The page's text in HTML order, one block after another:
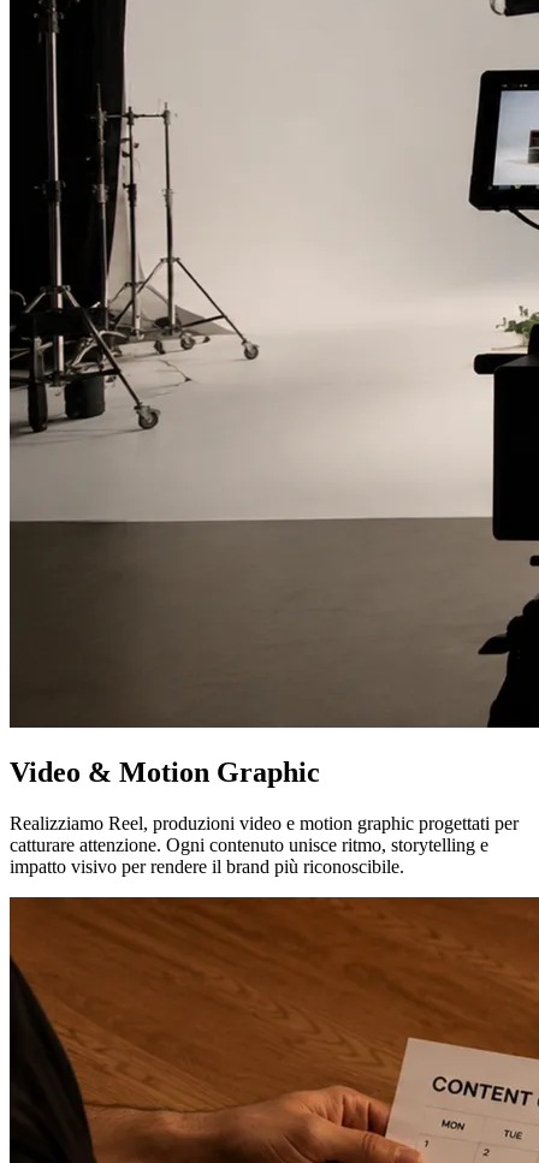
Video & Motion Graphic
Realizziamo Reel, produzioni video e motion graphic progettati per
catturare attenzione. Ogni contenuto unisce ritmo, storytelling e
impatto visivo per rendere il brand più riconoscibile.